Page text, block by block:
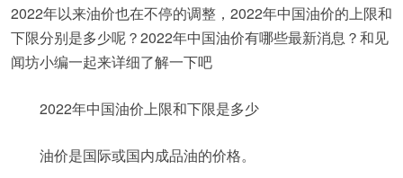
2022年以来油价也在不停的调整，2022年中国油价的上限和
下限分别是多少呢？2022年中国油价有哪些最新消息？和见
闻坊小编一起来详细了解一下吧
2022年中国油价上限和下限是多少
油价是国际或国内成品油的价格。